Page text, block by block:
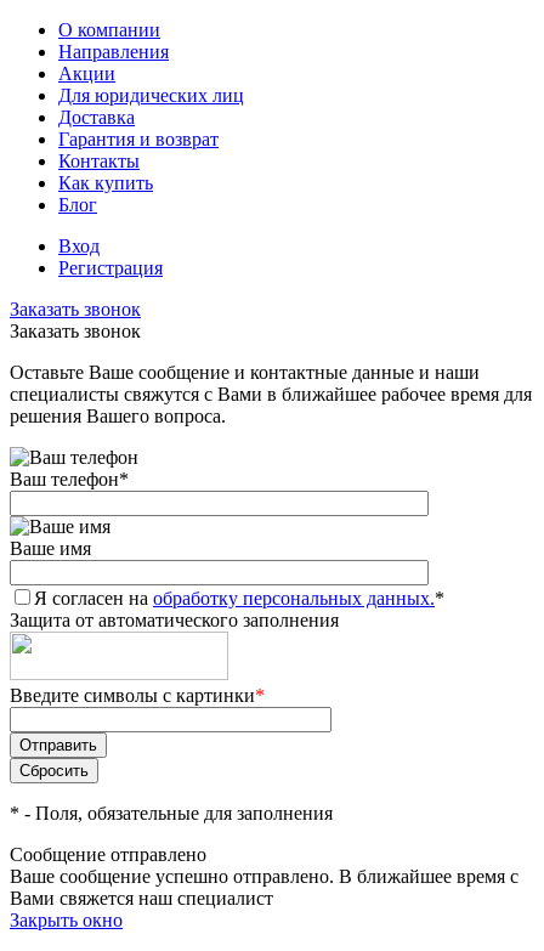
О компании
Направления
Акции
Для юридических лиц
Доставка
Гарантия и возврат
Контакты
Как купить
Блог
Вход
Регистрация
Заказать звонок
Заказать звонок
Оставьте Ваше сообщение и контактные данные и наши
специалисты свяжутся с Вами в ближайшее рабочее время для
решения Вашего вопроса.
Ваш телефон*
Ваше имя
Я согласен на обработку персональных данных.*
Защита от автоматического заполнения
Введите символы с картинки*
* - Поля, обязательные для заполнения
Сообщение отправлено
Ваше сообщение успешно отправлено. В ближайшее время с
Вами свяжется наш специалист
Закрыть окно